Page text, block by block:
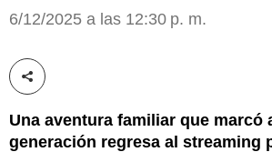
6/12/2025 a las 12:30 p. m.
Compartir esta noticia
Una aventura familiar que marcó
generación regresa al streaming